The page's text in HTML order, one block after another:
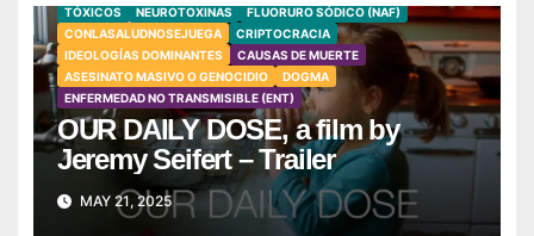
TÓXICOS NEUROTOXINAS
FLUORURO SÓDICO (NAF)
CONLASALUDNOSEJUEGA
CRIPTOCRACIA
IDEOLOGÍAS DOMINANTES
CAUSAS DE MUERTE
ASESINATO MASIVO O GENOCIDIO
DOGMA
ENFERMEDAD NO TRANSMISIBLE (ENT)
OUR DAILY DOSE, a film by
Jeremy Seifert – Trailer
MAY 21, 2025